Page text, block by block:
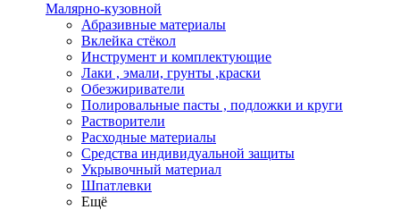
Малярно-кузовной
Абразивные материалы
Вклейка стёкол
Инструмент и комплектующие
Лаки , эмали, грунты ,краски
Обезжириватели
Полировальные пасты , подложки и круги
Растворители
Расходные материалы
Средства индивидуальной защиты
Укрывочный материал
Шпатлевки
Ещё